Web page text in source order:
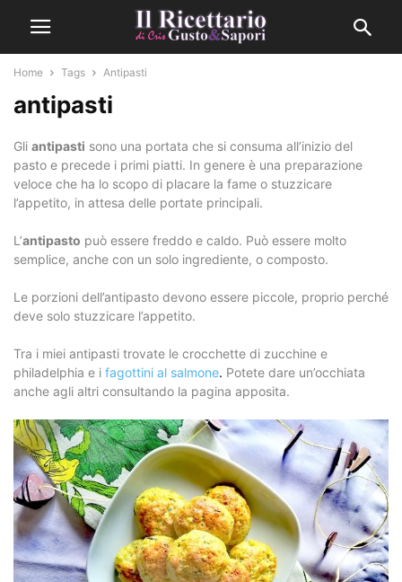
Home Tags Antipasti
antipasti
Gli antipasti sono una portata che si consuma all’inizio del
pasto e precede i primi piatti. In genere è una preparazione
veloce che ha lo scopo di placare la fame o stuzzicare
l’appetito, in attesa delle portate principali.
L’antipasto può essere freddo e caldo. Può essere molto
semplice, anche con un solo ingrediente, o composto.
Le porzioni dell’antipasto devono essere piccole, proprio perché
deve solo stuzzicare l’appetito.
Tra i miei antipasti trovate le crocchette di zucchine e
philadelphia e i fagottini al salmone. Potete dare un’occhiata
anche agli altri consultando la pagina apposita.